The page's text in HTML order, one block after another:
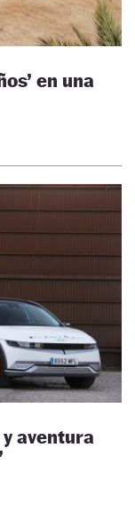
en una
aventura